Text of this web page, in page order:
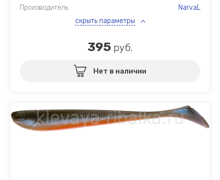
Производитель
NarvaL
скрыть параметры
395 руб.
Нет в наличии